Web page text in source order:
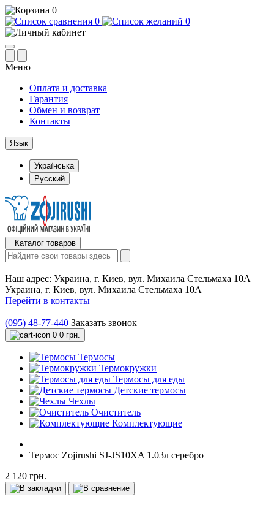
0
0
0
Меню
Оплата и доставка
Гарантия
Обмен и возврат
Контакты
Язык
Українська
Русский
Каталог товаров
Наш адрес: Украина, г. Киев, вул. Михаила Стельмаха 10А
Украина, г. Киев, вул. Михаила Стельмаха 10А
Перейти в контакты
(095) 48-77-440 Заказать звонок
0 0 грн.
Термосы
Термокружки
Термосы для еды
Детские термосы
Чехлы
Очиститель
Комплектующие
Термос Zojirushi SJ-JS10XA 1.03л серебро
2 120 грн.